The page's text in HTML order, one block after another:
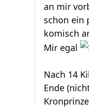
an mir
schon ein
komisch
Mir egal
Nach 14
Ende